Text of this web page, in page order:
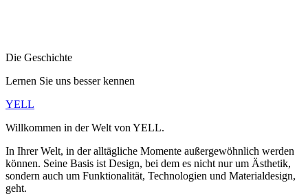
Die Geschichte
Lernen Sie uns besser kennen
YELL
Willkommen in der Welt von YELL.
In Ihrer Welt, in der alltägliche Momente außergewöhnlich werden
können. Seine Basis ist Design, bei dem es nicht nur um Ästhetik,
sondern auch um Funktionalität, Technologien und Materialdesign,
geht.